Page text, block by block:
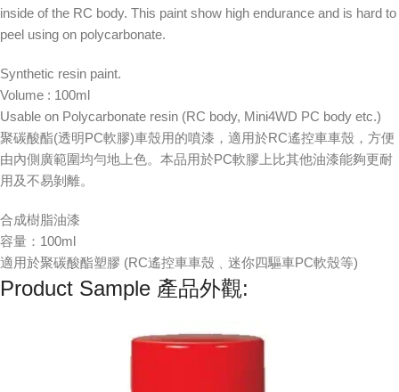
inside of the RC body. This paint show high endurance and is hard to
peel using on polycarbonate.
Synthetic resin paint.
Volume : 100ml
Usable on Polycarbonate resin (RC body, Mini4WD PC body etc.)
聚碳酸酯(透明PC軟膠)車殼用的噴漆，適用於RC遙控車車殼，方便
由內側廣範圍均勻地上色。本品用於PC軟膠上比其他油漆能夠更耐
用及不易剝離。
合成樹脂油漆
容量：100ml
適用於聚碳酸酯塑膠 (RC遙控車車殼﹑迷你四驅車PC軟殼等)
Product Sample 產品外觀: